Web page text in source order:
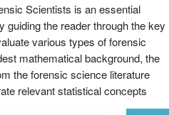
Scientists is an essential
guiding the reader through the key
various types of forensic
mathematical background, the
the forensic science literature
relevant statistical concepts